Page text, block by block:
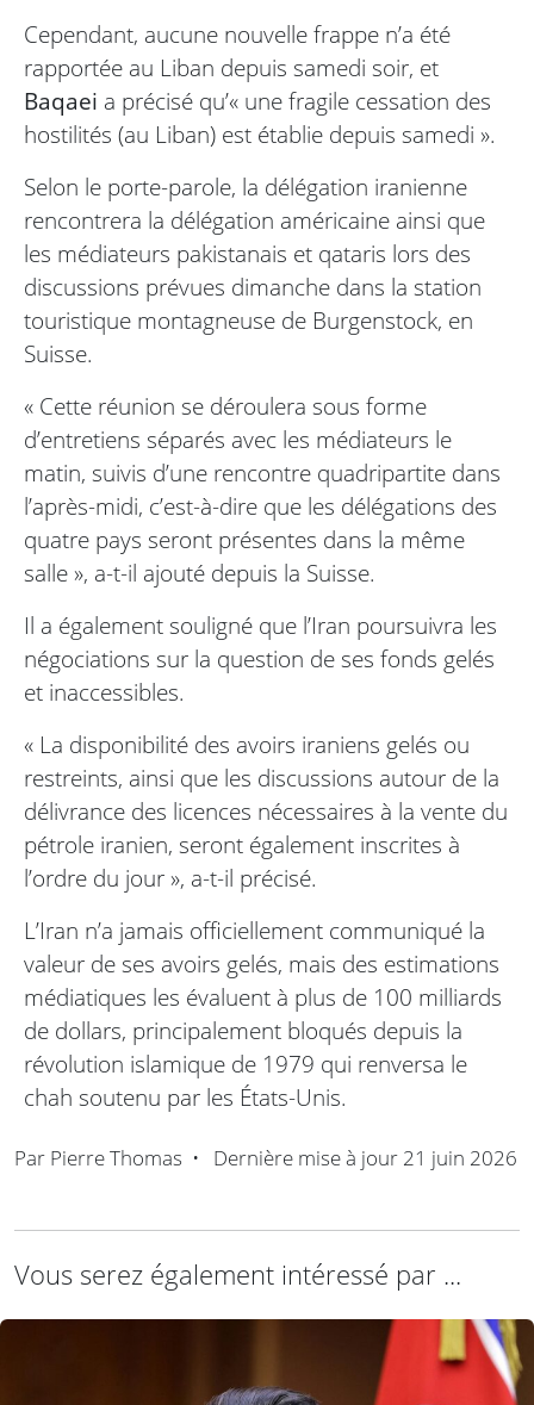
Cependant, aucune nouvelle frappe n’a été
rapportée au Liban depuis samedi soir, et
Baqaei a précisé qu’« une fragile cessation des
hostilités (au Liban) est établie depuis samedi ».
Selon le porte-parole, la délégation iranienne
rencontrera la délégation américaine ainsi que
les médiateurs pakistanais et qataris lors des
discussions prévues dimanche dans la station
touristique montagneuse de Burgenstock, en
Suisse.
« Cette réunion se déroulera sous forme
d’entretiens séparés avec les médiateurs le
matin, suivis d’une rencontre quadripartite dans
l’après-midi, c’est-à-dire que les délégations des
quatre pays seront présentes dans la même
salle », a-t-il ajouté depuis la Suisse.
Il a également souligné que l’Iran poursuivra les
négociations sur la question de ses fonds gelés
et inaccessibles.
« La disponibilité des avoirs iraniens gelés ou
restreints, ainsi que les discussions autour de la
délivrance des licences nécessaires à la vente du
pétrole iranien, seront également inscrites à
l’ordre du jour », a-t-il précisé.
L’Iran n’a jamais officiellement communiqué la
valeur de ses avoirs gelés, mais des estimations
médiatiques les évaluent à plus de 100 milliards
de dollars, principalement bloqués depuis la
révolution islamique de 1979 qui renversa le
chah soutenu par les États-Unis.
Par Pierre Thomas • Dernière mise à jour 21 juin 2026
Vous serez également intéressé par ...